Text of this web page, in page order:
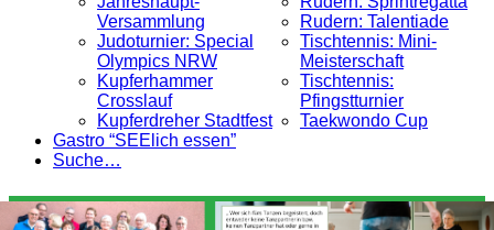
Versammlung
Judoturnier: Special
Olympics NRW
Kupferhammer
Crosslauf
Kupferdreher Stadtfest
Rudern: Talentiade
Tischtennis: Mini-
Meisterschaft
Tischtennis:
Pfingstturnier
Taekwondo Cup
Gastro “SEElich essen”
Suche…